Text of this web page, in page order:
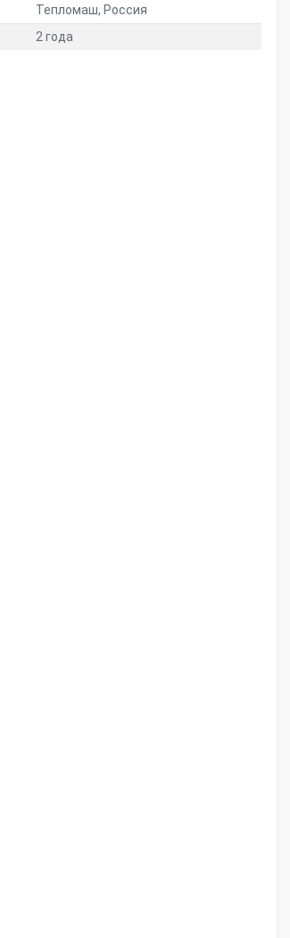
Тепломаш, Россия
2 года